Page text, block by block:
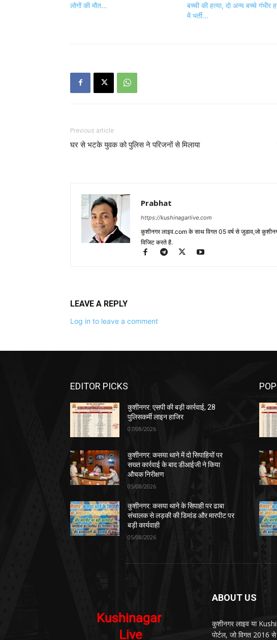
लोगों की मौत…
बच्ची की हत्या, दो अन्य बच्चे गंभीर
में भर्ती…
Previous article
घर से भटके युवक को पुलिस ने परिजनों से मिलाया
Prabhat
https://kushinagarlive.com
कुशीनगर लाइव.com के साथ विगत 05 वर्ष से जुडाव,जो
विजिट करते है.
LEAVE A REPLY
Log in to leave a comment
EDITOR PICKS
कुशीनगर: एसपी की बड़ी कार्रवाई, 28
पुलिसकर्मी लाइन हाजिर
07/08/2026
कुशीनगर: कसया थाने में दो सिपाहियों पर
सख्त कार्रवाई के बाद डीआईजी ने किया
औचक निरीक्षण
05/08/2026
कुशीनगर: कसया थाने के सिपाही पर ढाबा
संचालक से लड़की की डिमांड और मारपीट पर
बड़ी कार्यवाही
05/08/2026
ABOUT US
कुशीनगर लाइव या
पोर्टल, जो विगत 2016